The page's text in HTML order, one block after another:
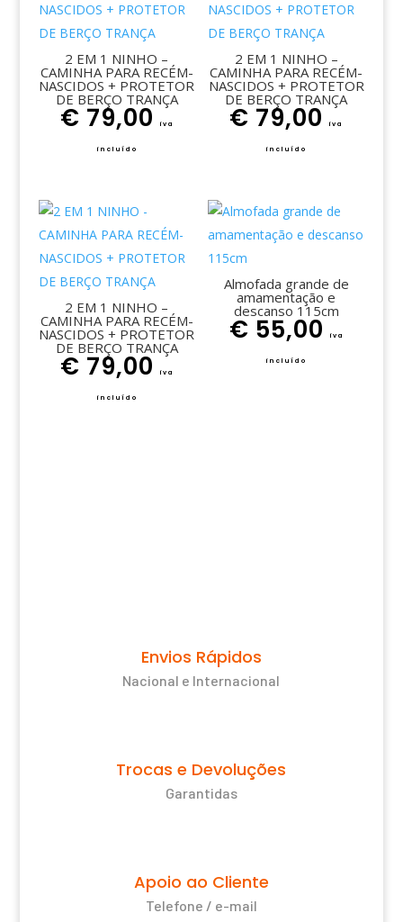
2 EM 1 NINHO –
CAMINHA PARA RECÉM-
NASCIDOS + PROTETOR
DE BERÇO TRANÇA
€ 79,00 iva
incluído
2 EM 1 NINHO –
CAMINHA PARA RECÉM-
NASCIDOS + PROTETOR
DE BERÇO TRANÇA
€ 79,00 iva
incluído
2 EM 1 NINHO –
CAMINHA PARA RECÉM-
NASCIDOS + PROTETOR
DE BERÇO TRANÇA
€ 79,00 iva
incluído
Almofada grande de
amamentação e
descanso 115cm
€ 55,00 iva
incluído
Envios Rápidos
Nacional e Internacional
Trocas e Devoluções
Garantidas
Apoio ao Cliente
Telefone / e-mail